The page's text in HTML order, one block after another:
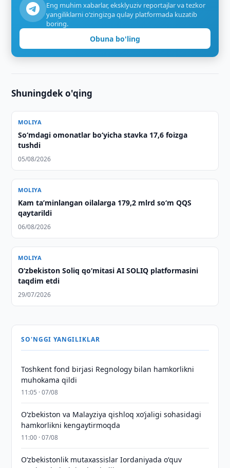
Eng muhim xabarlar, eksklyuziv reportajlar va tezkor
yangiliklarni o‘zingizga qulay platformada kuzatib
boring.
Obuna bo'ling
Shuningdek o'qing
MOLIYA
So‘mdagi omonatlar bo‘yicha stavka 17,6 foizga
tushdi
05/08/2026
MOLIYA
Kam taʼminlangan oilalarga 179,2 mlrd so‘m QQS
qaytarildi
06/08/2026
MOLIYA
O‘zbekiston Soliq qo‘mitasi AI SOLIQ platformasini
taqdim etdi
29/07/2026
SO'NGGI YANGILIKLAR
Toshkent fond birjasi Regnology bilan hamkorlikni
muhokama qildi
11:05 · 07/08
Oʻzbekiston va Malayziya qishloq xoʻjaligi sohasidagi
hamkorlikni kengaytirmoqda
11:00 · 07/08
Oʻzbekistonlik mutaxassislar Iordaniyada oʻquv